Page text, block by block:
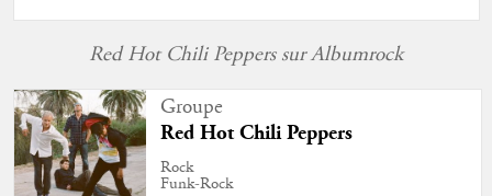
Red Hot Chili Peppers sur Albumrock
Groupe
Red Hot Chili Peppers
Rock
Funk-Rock